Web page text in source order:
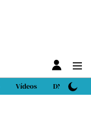
Vídeos DN Sport